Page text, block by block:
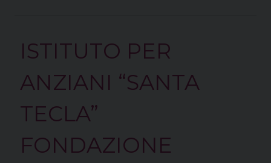
ISTITUTO PER
ANZIANI “SANTA
TECLA”
FONDAZIONE